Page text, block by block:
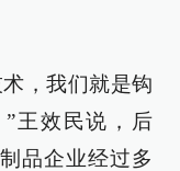
，我们就是钩
王效民说，后
品企业经过多